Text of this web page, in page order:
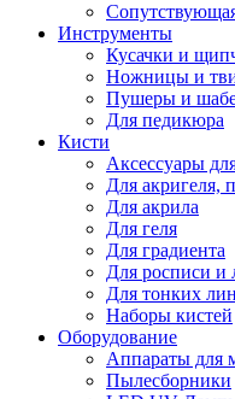
Инструменты
Кусачки и
Ножницы и
Пушеры и
Для педикюра
Кисти
Аксессуары
Для акригеля,
Для акрила
Для геля
Для градиента
Для росписи и
Для тонких
Наборы кистей
Оборудование
Аппараты для
Пылесборники